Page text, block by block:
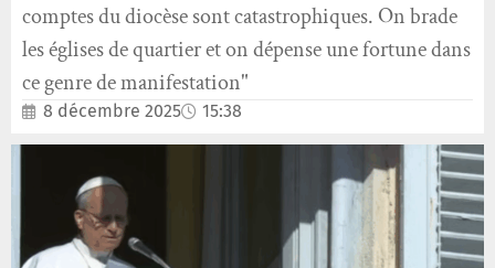
comptes du diocèse sont catastrophiques. On brade
les églises de quartier et on dépense une fortune dans
ce genre de manifestation"
8 décembre 2025 15:38